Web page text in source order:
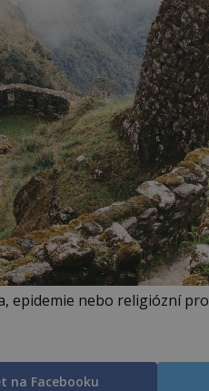
epidemie nebo religiózní
na Facebooku